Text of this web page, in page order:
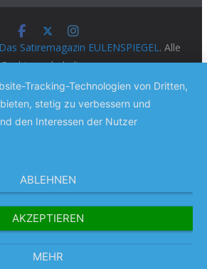
Das Satiremagazin EULENSPIEGEL . Alle
Rechte vorbehalten.
Pro von ThemeGrill. Präsentiert von
WordPress.
Tracking-Technologien von Dritten,
stetig zu verbessern und
den Interessen der Nutzer
ABLEHNEN
AKZEPTIEREN
MEHR